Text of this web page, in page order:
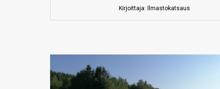
Kirjoittaja: Ilmastokatsaus